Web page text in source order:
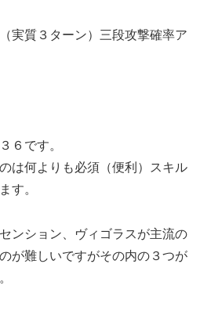
実質３ターン）三段攻撃確率ア
６です。
は何よりも必須（便利）スキル
す。
ンション、ヴィゴラスが主流の
が難しいですがその内の３つが